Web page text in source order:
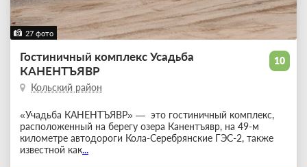
27 фото
10
Гостиничный комплекс Усадьба
КАНЕНТЪЯВР
Кольский район
«Учадьба КАНЕНТЪЯВР» — это гостиничный комплекс,
расположенный на берегу озера Канентъявр, на 49-м
километре автодороги Кола-Серебрянские ГЭС-2, также
известной как...